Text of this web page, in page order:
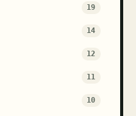
19
14
12
11
10